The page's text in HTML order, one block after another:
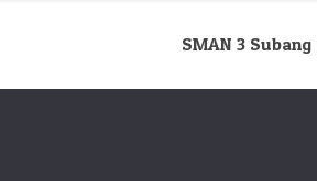
SMAN 3 Subang